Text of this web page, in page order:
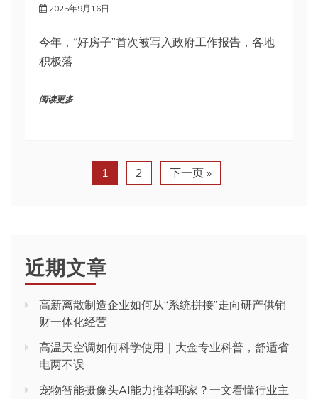
2025年9月16日
今年，“好房子”首次被写入政府工作报告，各地
积极落
阅读更多
1 2 下一页 »
近期文章
高新离散制造企业如何从“系统拼接”走向研产供销
财一体化经营
高温天空调如何科学使用｜大金专业科普，舒适省
电两不误
宠物智能摄像头AI能力推荐哪家？一文看懂行业主